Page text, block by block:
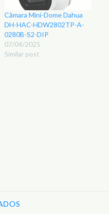
Câmara Mini-Dome Dahua
DH-HAC-HDW2802TP-A-
0280B-S2-DIP
07/04/2025
Similar post